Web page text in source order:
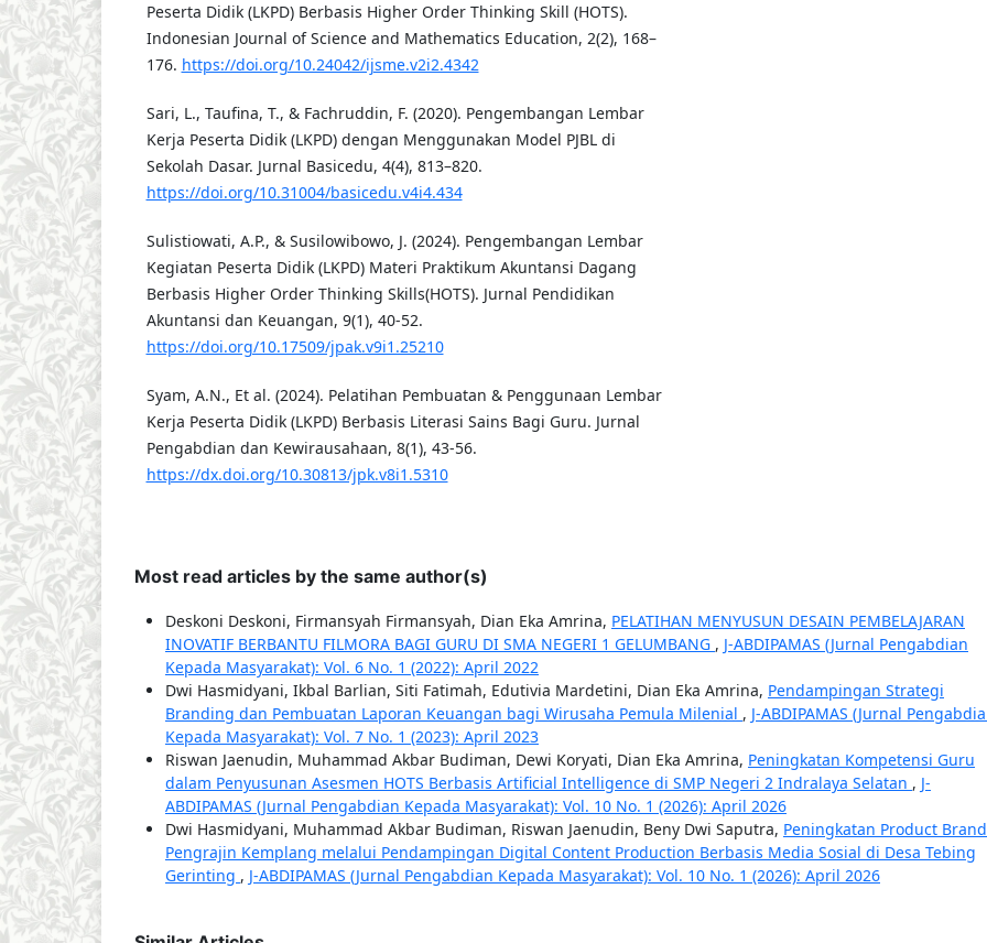
Peserta Didik (LKPD) Berbasis Higher Order Thinking Skill (HOTS).
Indonesian Journal of Science and Mathematics Education, 2(2), 168–
176. https://doi.org/10.24042/ijsme.v2i2.4342
Sari, L., Taufina, T., & Fachruddin, F. (2020). Pengembangan Lembar
Kerja Peserta Didik (LKPD) dengan Menggunakan Model PJBL di
Sekolah Dasar. Jurnal Basicedu, 4(4), 813–820.
https://doi.org/10.31004/basicedu.v4i4.434
Sulistiowati, A.P., & Susilowibowo, J. (2024). Pengembangan Lembar
Kegiatan Peserta Didik (LKPD) Materi Praktikum Akuntansi Dagang
Berbasis Higher Order Thinking Skills(HOTS). Jurnal Pendidikan
Akuntansi dan Keuangan, 9(1), 40-52.
https://doi.org/10.17509/jpak.v9i1.25210
Syam, A.N., Et al. (2024). Pelatihan Pembuatan & Penggunaan Lembar
Kerja Peserta Didik (LKPD) Berbasis Literasi Sains Bagi Guru. Jurnal
Pengabdian dan Kewirausahaan, 8(1), 43-56.
https://dx.doi.org/10.30813/jpk.v8i1.5310
Most read articles by the same author(s)
Deskoni Deskoni, Firmansyah Firmansyah, Dian Eka Amrina, PELATIHAN MENYUSUN DESAIN PEMBELAJARAN
INOVATIF BERBANTU FILMORA BAGI GURU DI SMA NEGERI 1 GELUMBANG , J-ABDIPAMAS (Jurnal Pengabdian
Kepada Masyarakat): Vol. 6 No. 1 (2022): April 2022
Dwi Hasmidyani, Ikbal Barlian, Siti Fatimah, Edutivia Mardetini, Dian Eka Amrina, Pendampingan Strategi
Branding dan Pembuatan Laporan Keuangan bagi Wirusaha Pemula Milenial , J-ABDIPAMAS (Jurnal
Kepada Masyarakat): Vol. 7 No. 1 (2023): April 2023
Riswan Jaenudin, Muhammad Akbar Budiman, Dewi Koryati, Dian Eka Amrina, Peningkatan Kompetensi Guru
dalam Penyusunan Asesmen HOTS Berbasis Artificial Intelligence di SMP Negeri 2 Indralaya Selatan , J-
ABDIPAMAS (Jurnal Pengabdian Kepada Masyarakat): Vol. 10 No. 1 (2026): April 2026
Dwi Hasmidyani, Muhammad Akbar Budiman, Riswan Jaenudin, Beny Dwi Saputra, Peningkatan Product
Pengrajin Kemplang melalui Pendampingan Digital Content Production Berbasis Media Sosial di Desa Tebing
Gerinting , J-ABDIPAMAS (Jurnal Pengabdian Kepada Masyarakat): Vol. 10 No. 1 (2026): April 2026